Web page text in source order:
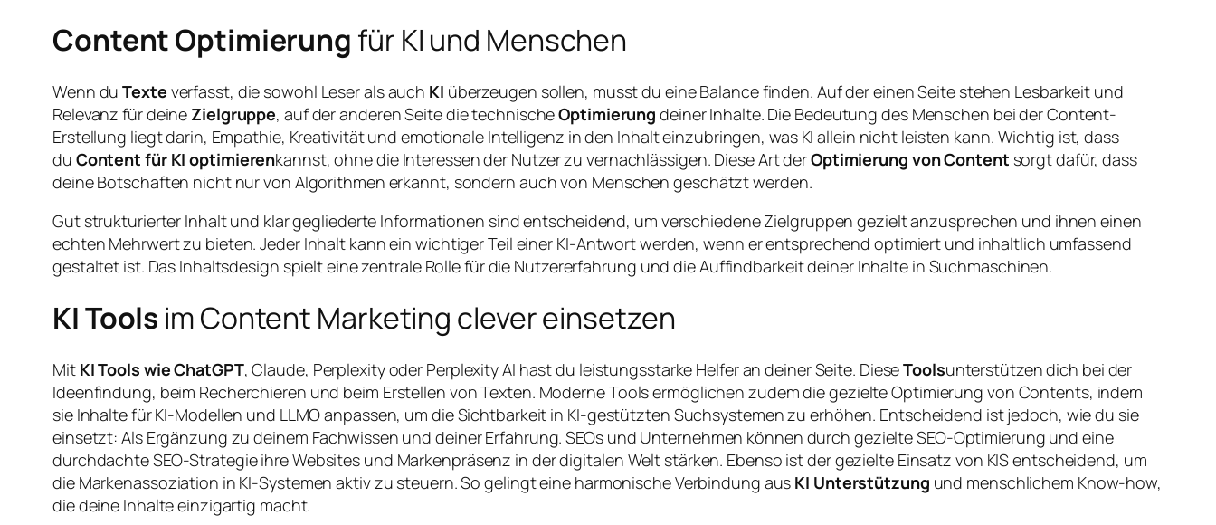
Content Optimierung für KI und Menschen
Wenn duTexte verfasst, die sowohl Leser als auch KI überzeugen sollen, musst du eine Balance finden. Auf der einen Seite stehen Lesbarkeit und
Relevanz für deine Zielgruppe, auf der anderen Seite die technischeOptimierung deiner Inhalte. Die Bedeutung des Menschen bei der Content-
Erstellung liegt darin, Empathie, Kreativität und emotionale Intelligenz in den Inhalt einzubringen, was KI allein nicht leisten kann. Wichtig ist, dass
du Content für KI optimierenkannst, ohne die Interessen der Nutzer zu vernachlässigen. Diese Art derOptimierung von Content sorgt dafür, dass
deine Botschaften nicht nur von Algorithmen erkannt, sondern auch von Menschen geschätzt werden.
Gut strukturierter Inhalt und klar gegliederte Informationen sind entscheidend, um verschiedene Zielgruppen gezielt anzusprechen und ihnen einen
echten Mehrwert zu bieten. Jeder Inhalt kann ein wichtiger Teil einer KI-Antwort werden, wenn er entsprechend optimiert und inhaltlich umfassend
gestaltet ist. Das Inhaltsdesign spielt eine zentrale Rolle für die Nutzererfahrung und die Auffindbarkeit deiner Inhalte in Suchmaschinen.
KI Tools im Content Marketing clever einsetzen
Mit KI Tools wie ChatGPT, Claude, Perplexity oder Perplexity AI hast du leistungsstarke Helfer an deiner Seite. DieseToolsunterstützen dich bei der
Ideenfindung, beim Recherchieren und beim Erstellen von Texten. Moderne Tools ermöglichen zudem die gezielte Optimierung von Contents, indem
sie Inhalte für KI-Modellen und LLMO anpassen, um die Sichtbarkeit in KI-gestützten Suchsystemen zu erhöhen. Entscheidend ist jedoch, wie du sie
einsetzt: Als Ergänzung zu deinem Fachwissen und deiner Erfahrung. SEOs und Unternehmen können durch gezielte SEO-Optimierung und eine
durchdachte SEO-Strategie ihre Websites und Markenpräsenz in der digitalen Welt stärken. Ebenso ist der gezielte Einsatz von KIS entscheidend, um
die Markenassoziation in KI-Systemen aktiv zu steuern. So gelingt eine harmonische Verbindung aus KI Unterstützung und menschlichem Know-how,
die deine Inhalte einzigartig macht.